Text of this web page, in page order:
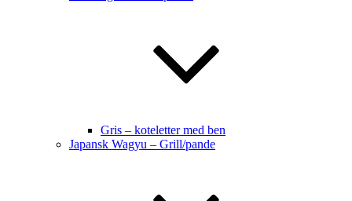
Gris – koteletter med ben
Japansk Wagyu – Grill/pande